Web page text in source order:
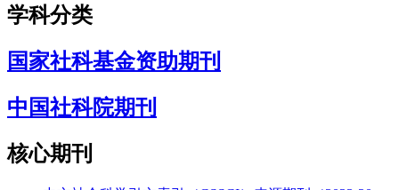
学科分类
国家社科基金资助期刊
中国社科院期刊
核心期刊